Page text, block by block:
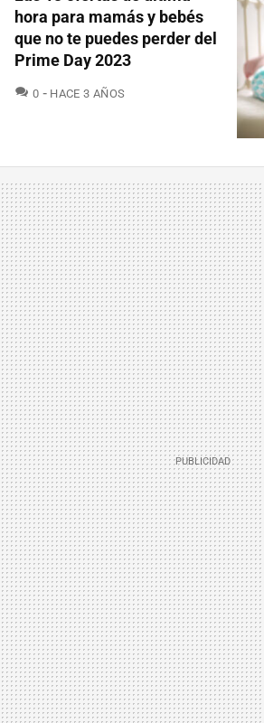
hora para mamás y bebés
que no te puedes perder del
Prime Day 2023
0 COMENTARIOS
HACE 3 AÑOS